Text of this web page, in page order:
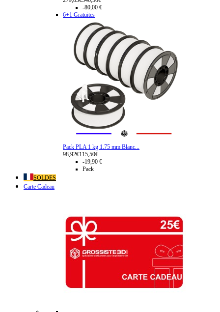
-80,00 €
6+1 Gratuites
Pack PLA 1 kg 1.75 mm Blanc...
98,92€115,50€
-19,90 €
Pack
SOLDES
Carte Cadeau